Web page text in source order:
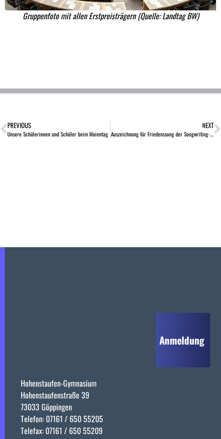
Gruppenfoto mit allen Erstpreisträgern (Quelle: Landtag BW)
PREVIOUS
Unsere Schülerinnen und Schüler beim Maientag
NEXT
Auszeichnung für Friedenssong der Songwriting-AG
Hohenstaufen-Gymnasium
Hohenstaufenstraße 39
73033 Göppingen
Telefon: 07161 / 650 55205
Telefax: 07161 / 650 55209